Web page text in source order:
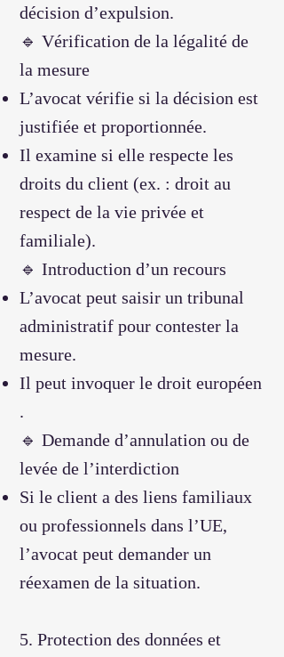
décision d’expulsion.
🔹 Vérification de la légalité de
la mesure
L’avocat vérifie si la décision est
justifiée et proportionnée.
Il examine si elle respecte les
droits du client (ex. : droit au
respect de la vie privée et
familiale).
🔹 Introduction d’un recours
L’avocat peut saisir un tribunal
administratif pour contester la
mesure.
Il peut invoquer le droit européen
.
🔹 Demande d’annulation ou de
levée de l’interdiction
Si le client a des liens familiaux
ou professionnels dans l’UE,
l’avocat peut demander un
réexamen de la situation.
5. Protection des données et